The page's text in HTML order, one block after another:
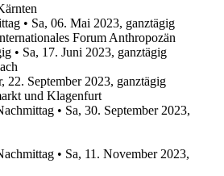
• Sa, 06. Mai 2023, ganztägig
Forum Anthropozän
• Sa, 17. Juni 2023, ganztägig
22. September 2023, ganztägig
und Klagenfurt
• Sa, 30. September 2023,
• Sa, 11. November 2023,